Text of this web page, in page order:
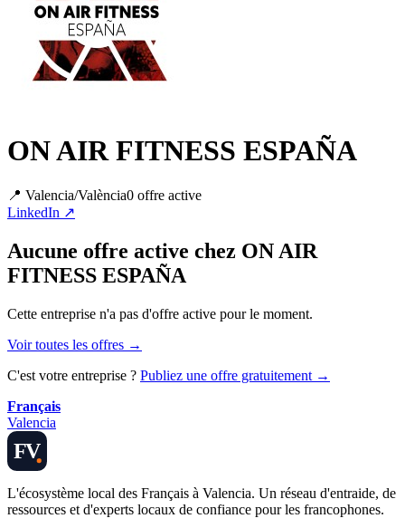
ON AIR FITNESS ESPAÑA
📍 Valencia/València0 offre active
LinkedIn ↗
Aucune offre active chez ON AIR
FITNESS ESPAÑA
Cette entreprise n'a pas d'offre active pour le moment.
Voir toutes les offres →
C'est votre entreprise ? Publiez une offre gratuitement →
Français
Valencia
FV
L'écosystème local des Français à Valencia. Un réseau d'entraide, de
ressources et d'experts locaux de confiance pour les francophones.